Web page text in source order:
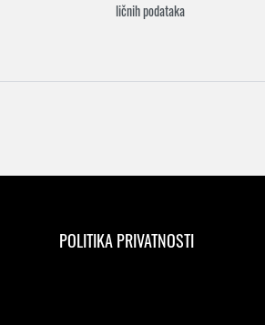
ličnih podataka
POLITIKA PRIVATNOSTI